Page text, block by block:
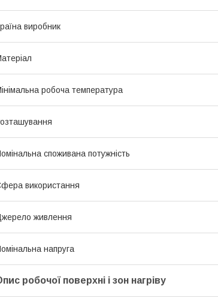
виробник
робоча температура
споживана потужність
використання
живлення
напруга
робочої поверхні і зон нагріву